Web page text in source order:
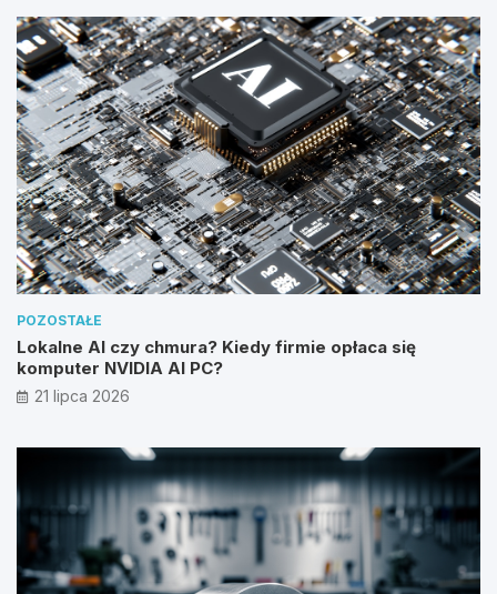
POZOSTAŁE
Lokalne AI czy chmura? Kiedy firmie opłaca się
komputer NVIDIA AI PC?
21 lipca 2026